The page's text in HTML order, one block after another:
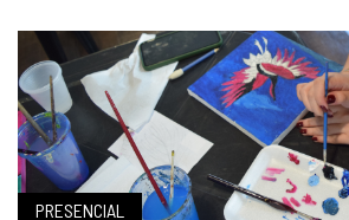
PRESENCIAL